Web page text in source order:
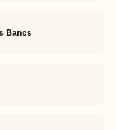
Bancs